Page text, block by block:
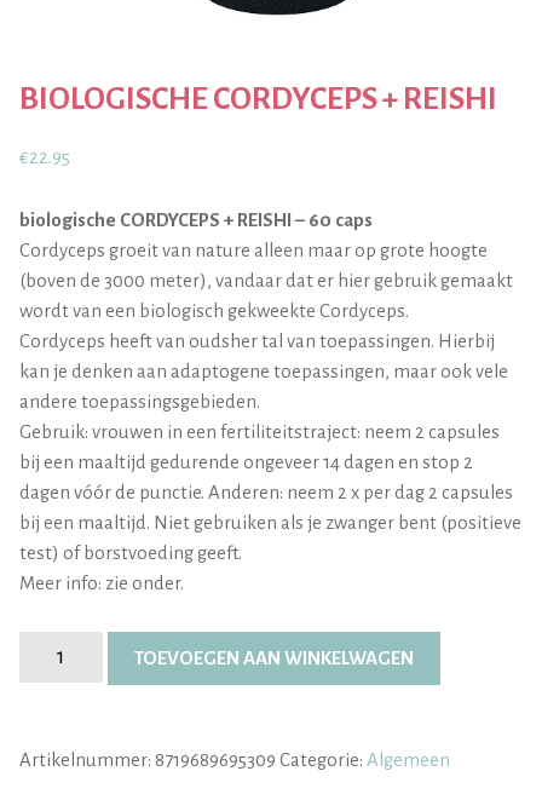
BIOLOGISCHE CORDYCEPS + REISHI
€22.95
biologische CORDYCEPS + REISHI – 60 caps
Cordyceps groeit van nature alleen maar op grote hoogte
(boven de 3000 meter), vandaar dat er hier gebruik gemaakt
wordt van een biologisch gekweekte Cordyceps.
Cordyceps heeft van oudsher tal van toepassingen. Hierbij
kan je denken aan adaptogene toepassingen, maar ook vele
andere toepassingsgebieden.
Gebruik: vrouwen in een fertiliteitstraject: neem 2 capsules
bij een maaltijd gedurende ongeveer 14 dagen en stop 2
dagen vóór de punctie. Anderen: neem 2 x per dag 2 capsules
bij een maaltijd. Niet gebruiken als je zwanger bent (positieve
test) of borstvoeding geeft.
Meer info: zie onder.
aantal
TOEVOEGEN AAN WINKELWAGEN
Artikelnummer: 8719689695309 Categorie: Algemeen